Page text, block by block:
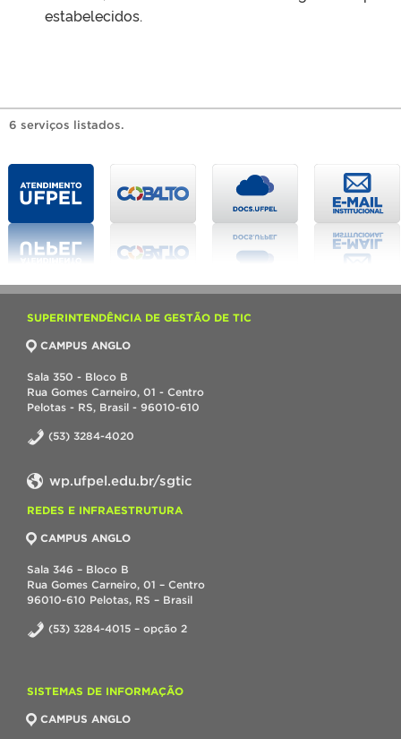
estabelecidos.
6 serviços listados.
SUPERINTENDÊNCIA DE GESTÃO DE TIC
CAMPUS ANGLO
Sala 350 - Bloco B
Rua Gomes Carneiro, 01 - Centro
Pelotas - RS, Brasil - 96010-610
wp.ufpel.edu.br/sgtic
(53) 3284-4020
REDES E INFRAESTRUTURA
CAMPUS ANGLO
Sala 346 – Bloco B
Rua Gomes Carneiro, 01 – Centro
96010-610 Pelotas, RS – Brasil
(53) 3284-4015 – opção 2
SISTEMAS DE INFORMAÇÃO
CAMPUS ANGLO